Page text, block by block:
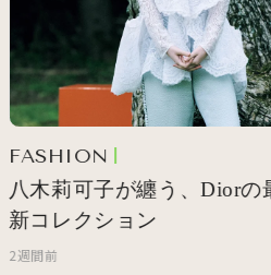
FASHION
八木莉可子が纏う、Diorの最
新コレクション
2週間前